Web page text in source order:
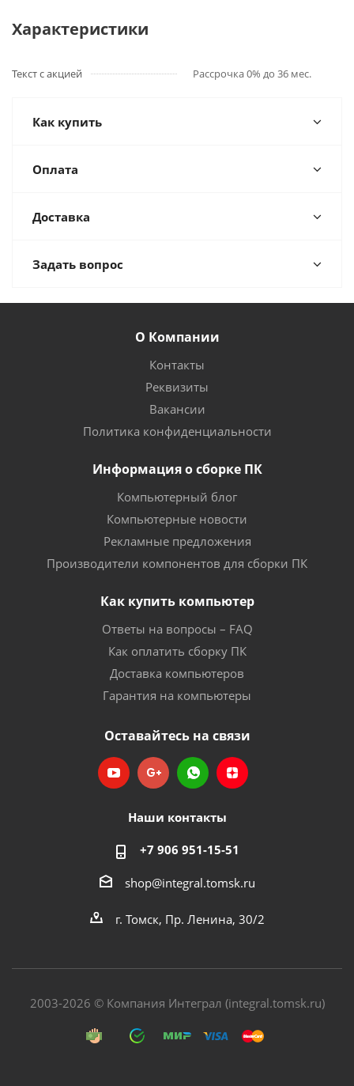
Характеристики
Текст с акцией Рассрочка 0% до 36 мес.
Как купить
Оплата
Доставка
Задать вопрос
О Компании
Контакты
Реквизиты
Вакансии
Политика конфиденциальности
Информация о сборке ПК
Компьютерный блог
Компьютерные новости
Рекламные предложения
Производители компонентов для сборки ПК
Как купить компьютер
Ответы на вопросы – FAQ
Как оплатить сборку ПК
Доставка компьютеров
Гарантия на компьютеры
Оставайтесь на связи
Наши контакты
+7 906 951-15-51
shop@integral.tomsk.ru
г. Томск, Пр. Ленина, 30/2
2003-2026 © Компания Интеграл (integral.tomsk.ru)